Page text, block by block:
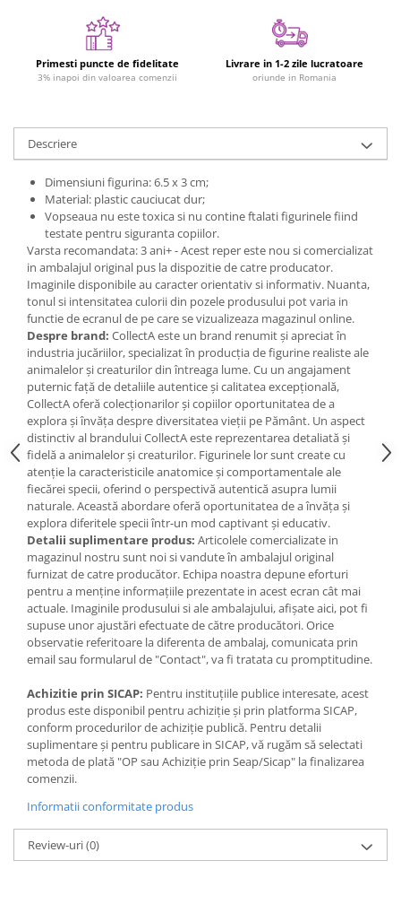
Nevoi speciale si sindrom Down
Jucarii cu alfabet
Jucarii cu cifre
Jucarii de motricitate
Jucarii fructe si legume
Puzzle-uri
Puzzle clasic
Puzzle incastru
Puzzle de podea
IQ puzzle
Jucarii bebelusi
Jucarii de baie
Zornaitoare
Jucarii dentitie
Jucarii senzoriale
Jucarii motrice pentru bebelusi
Saltele de activitati pentru bebe
Jucarii de sortat
Jucarii muzicale bebelusi
Puzzle bebelusi
Jocuri educative
Jocuri STEM
Jocuri Magnetice
Jocuri de societate
Jocuri de logica
Jocuri de memorie
Jocuri cu litere
Jocuri cu numere
Jocuri de indemanare
Jocuri de carti
Jocuri interactive
Jocuri de podea
Primesti puncte de fidelitate
3% inapoi din valoarea comenzii
Livrare in 1-2 zile lucratoare
oriunde in Romania
Descriere
Dimensiuni figurina: 6.5 x 3 cm;
Material: plastic cauciucat dur;
Vopseaua nu este toxica si nu contine ftalati figurinele fiind
testate pentru siguranta copiilor.
Varsta recomandata: 3 ani+ - Acest reper este nou si comercializat
in ambalajul original pus la dispozitie de catre producator.
Imaginile disponibile au caracter orientativ si informativ. Nuanta,
tonul si intensitatea culorii din pozele produsului pot varia in
functie de ecranul de pe care se vizualizeaza magazinul online.
Despre brand: CollectA este un brand renumit și apreciat în
industria jucăriilor, specializat în producția de figurine realiste ale
animalelor și creaturilor din întreaga lume. Cu un angajament
puternic față de detaliile autentice și calitatea excepțională,
CollectA oferă colecționarilor și copiilor oportunitatea de a
explora și învăța despre diversitatea vieții pe Pământ. Un aspect
distinctiv al brandului CollectA este reprezentarea detaliată și
fidelă a animalelor și creaturilor. Figurinele lor sunt create cu
atenție la caracteristicile anatomice și comportamentale ale
fiecărei specii, oferind o perspectivă autentică asupra lumii
naturale. Această abordare oferă oportunitatea de a învăța și
explora diferitele specii într-un mod captivant și educativ.
Detalii suplimentare produs: Articolele comercializate in
magazinul nostru sunt noi si vandute în ambalajul original
furnizat de catre producător. Echipa noastra depune eforturi
pentru a menține informațiile prezentate in acest ecran cât mai
actuale. Imaginile produsului si ale ambalajului, afișate aici, pot fi
supuse unor ajustări efectuate de către producători. Orice
observatie referitoare la diferenta de ambalaj, comunicata prin
email sau formularul de "Contact", va fi tratata cu promptitudine.
Achizitie prin SICAP: Pentru instituțiile publice interesate, acest
produs este disponibil pentru achiziție și prin platforma SICAP,
conform procedurilor de achiziție publică. Pentru detalii
suplimentare și pentru publicare in SICAP, vă rugăm să selectati
metoda de plată "OP sau Achiziție prin Seap/Sicap" la finalizarea
comenzii.
Informatii conformitate produs
Review-uri(0)